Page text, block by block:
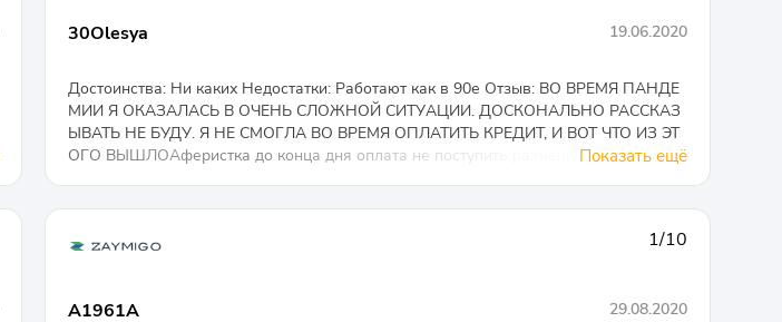
30Olesya 19.06.2020
Достоинства: Ни каких Недостатки: Работают как в 90е Отзыв: ВО ВРЕМЯ ПАНДЕ
МИИ Я ОКАЗАЛАСЬ В ОЧЕНЬ СЛОЖНОЙ СИТУАЦИИ. ДОСКОНАЛЬНО РАССКАЗ
ЫВАТЬ НЕ БУДУ. Я НЕ СМОГЛА ВО ВРЕМЯ ОПЛАТИТЬ КРЕДИТ, И ВОТ ЧТО ИЗ ЭТ
ОГО ВЫШЛОАферистка до конца дня оплата не поступить размешу твои данные
который со мной общался. На самом деле у меня создалось впечатление что я об
ДЕЙСТВИТЕЛЬНО ГОТОВЫ ОПЛАЧИВАТЬ СВОИ ФИНАНСОВЫЕ ОБЯЗАТЕЛЬСТВА
Показать ещё
1/10
A1961A 29.08.2020